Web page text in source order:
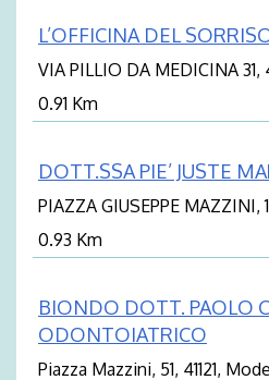
L’OFFICINA DEL
VIA PILLIO DA MEDICINA 31,
0.91 Km
DOTT.SSA PIE’ JUSTE
PIAZZA GIUSEPPE MAZZINI,
0.93 Km
BIONDO DOTT. PAOLO
ODONTOIATRICO
Piazza Mazzini, 51, 41121,